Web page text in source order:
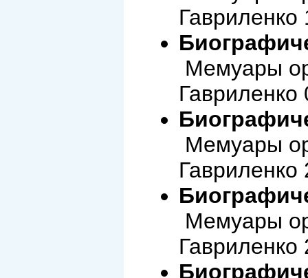
Мемуары
Мемуары
Мемуары